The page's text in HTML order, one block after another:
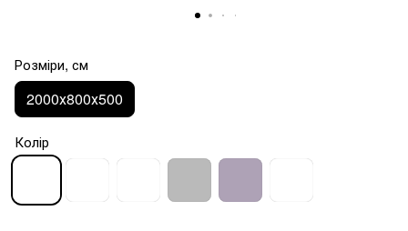
Розміри, см
2000х800х500
Колір